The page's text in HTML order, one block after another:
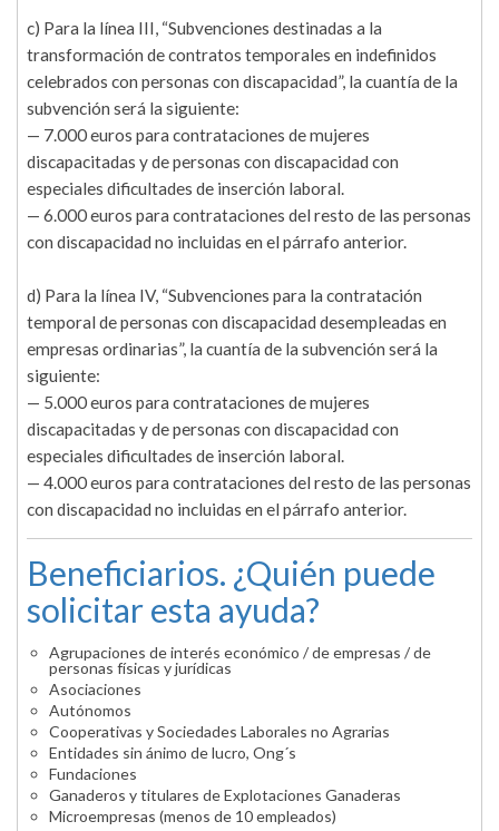
c) Para la línea III, “Subvenciones destinadas a la
transformación de contratos temporales en indefinidos
celebrados con personas con discapacidad”, la cuantía de la
subvención será la siguiente:
— 7.000 euros para contrataciones de mujeres
discapacitadas y de personas con discapacidad con
especiales dificultades de inserción laboral.
— 6.000 euros para contrataciones del resto de las personas
con discapacidad no incluidas en el párrafo anterior.
d) Para la línea IV, “Subvenciones para la contratación
temporal de personas con discapacidad desempleadas en
empresas ordinarias”, la cuantía de la subvención será la
siguiente:
— 5.000 euros para contrataciones de mujeres
discapacitadas y de personas con discapacidad con
especiales dificultades de inserción laboral.
— 4.000 euros para contrataciones del resto de las personas
con discapacidad no incluidas en el párrafo anterior.
Beneficiarios. ¿Quién puede
solicitar esta ayuda?
Agrupaciones de interés económico / de empresas / de
personas físicas y jurídicas
Asociaciones
Autónomos
Cooperativas y Sociedades Laborales no Agrarias
Entidades sin ánimo de lucro, Ong´s
Fundaciones
Ganaderos y titulares de Explotaciones Ganaderas
Microempresas (menos de 10 empleados)